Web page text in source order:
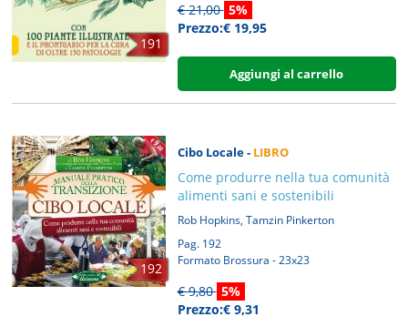
191
€ 21,00 5%
Prezzo:€ 19,95
Aggiungi al carrello
192
Cibo Locale - LIBRO
Come produrre nella tua comunità
alimenti sani e sostenibili
Rob Hopkins, Tamzin Pinkerton
Pag. 192
Formato Brossura - 23x23
€ 9,80 5%
Prezzo:€ 9,31